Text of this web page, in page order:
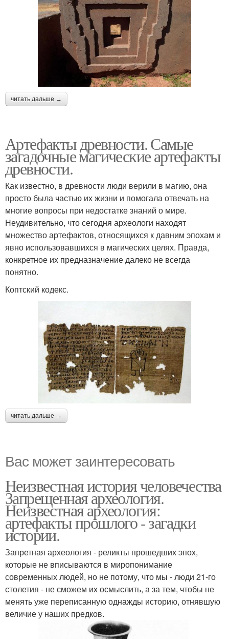
читать дальше →
Артефакты древности. Самые
загадочные магические артефакты
древности.
Как известно, в древности люди верили в магию, она
просто была частью их жизни и помогала отвечать на
многие вопросы при недостатке знаний о мире.
Неудивительно, что сегодня археологи находят
множество артефактов, относящихся к давним эпохам и
явно использовавшихся в магических целях. Правда,
конкретное их предназначение далеко не всегда
понятно.
Коптский кодекс.
читать дальше →
Вас может заинтересовать
Неизвестная история человечества
Запрещенная археология.
Неизвестная археология:
артефакты прошлого - загадки
истории.
Запретная археология - реликты прошедших эпох,
которые не вписываются в миропонимание
современных людей, но не потому, что мы - люди 21-го
столетия - не сможем их осмыслить, а за тем, чтобы не
менять уже переписанную однажды историю, отнявшую
величие у наших предков.